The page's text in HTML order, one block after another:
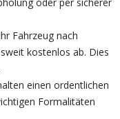
Fahrzeug nach
kostenlos ab. Dies
einen ordentlichen
Formalitäten